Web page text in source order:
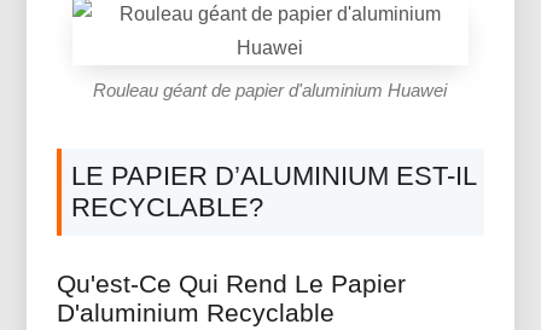
Rouleau géant de papier d'aluminium Huawei
LE PAPIER D’ALUMINIUM EST-IL
RECYCLABLE?
Qu'est-Ce Qui Rend Le Papier
D'aluminium Recyclable